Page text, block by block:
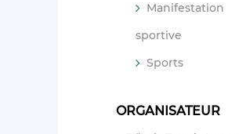
Manifestation
sportive
Sports
ORGANISATEUR